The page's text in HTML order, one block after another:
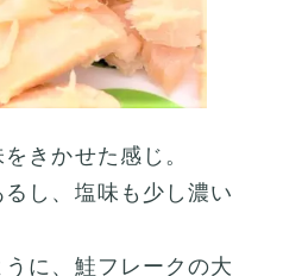
きかせた感じ。
し、塩味も少し濃い
に、鮭フレークの大